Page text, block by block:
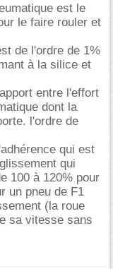
est le
le faire rouler et
de l'ordre de 1%
à la silice et
entre l'effort
dont la
l'ordre de
qui est
qui
100 à 120% pour
un pneu de F1
(la roue
sa vitesse sans